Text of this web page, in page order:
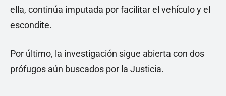
ella, continúa imputada por facilitar el vehículo y el
escondite.
Por último, la investigación sigue abierta con dos
prófugos aún buscados por la Justicia.